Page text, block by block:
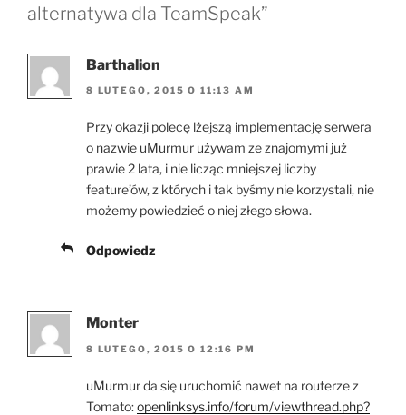
alternatywa dla TeamSpeak”
Barthalion
8 LUTEGO, 2015 O 11:13 AM
Przy okazji polecę lżejszą implementację serwera
o nazwie uMurmur używam ze znajomymi już
prawie 2 lata, i nie licząc mniejszej liczby
feature’ów, z których i tak byśmy nie korzystali, nie
możemy powiedzieć o niej złego słowa.
Odpowiedz
Monter
8 LUTEGO, 2015 O 12:16 PM
uMurmur da się uruchomić nawet na routerze z
Tomato:openlinksys.info/forum/viewthread.php?